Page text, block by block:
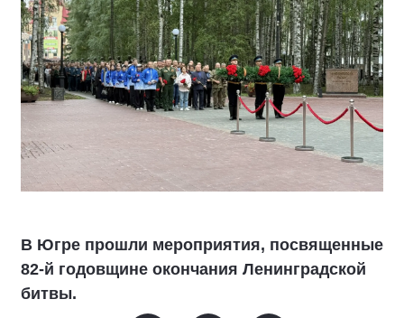
В Югре прошли мероприятия, посвященные
82-й годовщине окончания Ленинградской
битвы.